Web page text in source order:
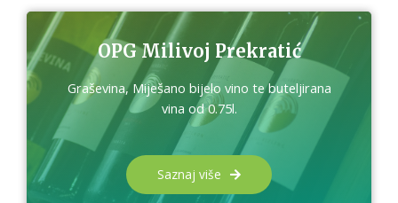
OPG Milivoj Prekratić
Graševina, Miješano bijelo vino te buteljirana
vina od 0.75l.
Saznaj više